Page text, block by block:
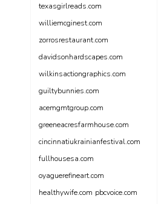
texasgirlreads.com
williemcginest.com
zorrosrestaurant.com
davidsonhardscapes.com
wilkinsactiongraphics.com
guiltybunnies.com
acemgmtgroup.com
greeneacresfarmhouse.com
cincinnatiukrainianfestival.com
fullhousesa.com
oyaguerefineart.com
healthywife.com pbcvoice.com